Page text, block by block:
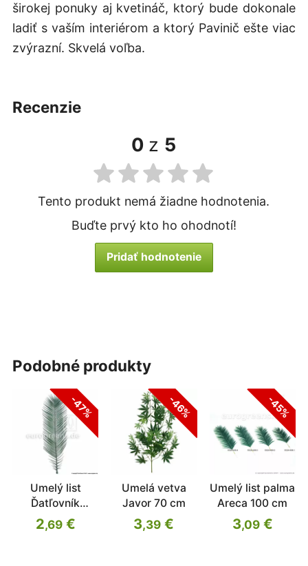
širokej ponuky aj kvetináč, ktorý bude dokonale
ladiť s vaším interiérom a ktorý Pavinič ešte viac
zvýrazní. Skvelá voľba.
recenzie
0 z 5
Tento produkt nemá žiadne hodnotenia.
Buďte prvý kto ho ohodnotí!
Pridať hodnotenie
podobné produkty
-47%
Umelý list
Ďatľovník
kanársky 155
cm
2,69€
-46%
Umelá vetva
Javor 70 cm
3,39 €
-45%
Umelý list palma
Areca 100 cm
3,09€